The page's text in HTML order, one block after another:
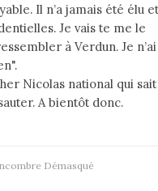
Il n’a jamais été élu
Je vais te me le
à Verdun. Je n’ai
Nicolas national qui sait
A bientôt donc.
Démasqué